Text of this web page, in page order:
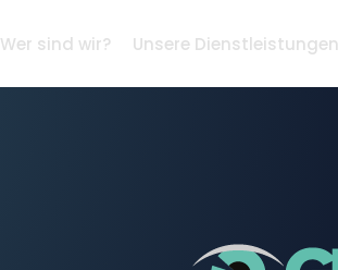
Wer sind wir? Unsere Dienstleistungen